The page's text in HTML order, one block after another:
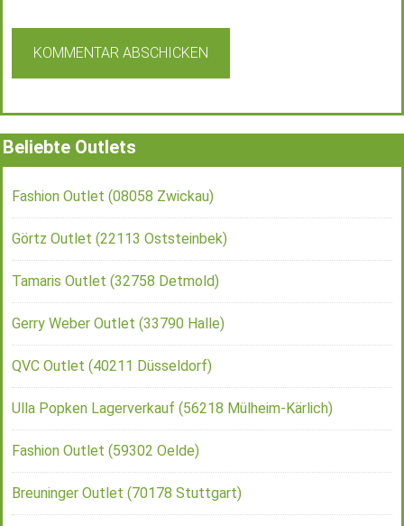
Beliebte Outlets
Fashion Outlet (08058 Zwickau)
Görtz Outlet (22113 Oststeinbek)
Tamaris Outlet (32758 Detmold)
Gerry Weber Outlet (33790 Halle)
QVC Outlet (40211 Düsseldorf)
Ulla Popken Lagerverkauf (56218 Mülheim-Kärlich)
Fashion Outlet (59302 Oelde)
Breuninger Outlet (70178 Stuttgart)